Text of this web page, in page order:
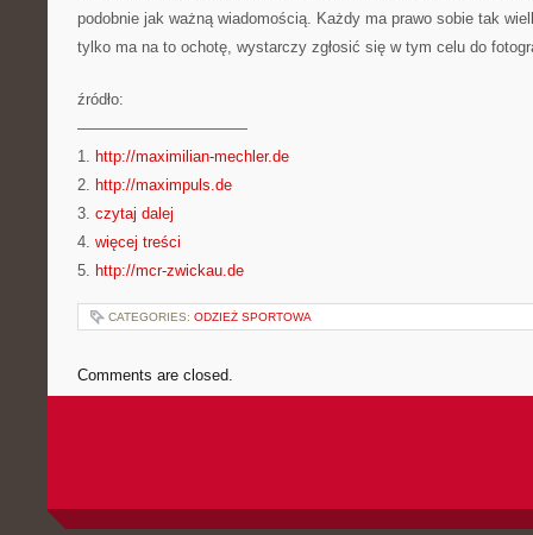
podobnie jak ważną wiadomością. Każdy ma prawo sobie tak
tylko ma na to ochotę, wystarczy zgłosić się w tym celu do
źródło:
———————————
1. http://maximilian-mechler.de
2. http://maximpuls.de
3. czytaj dalej
4. więcej treści
5. http://mcr-zwickau.de
CATEGORIES: ODZIEŻ SPORTOWA
Comments are closed.